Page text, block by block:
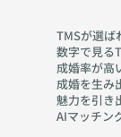
TMSが選ば
数字で見る
成婚率が高
成婚を生み
魅力を引き
AIマッチン